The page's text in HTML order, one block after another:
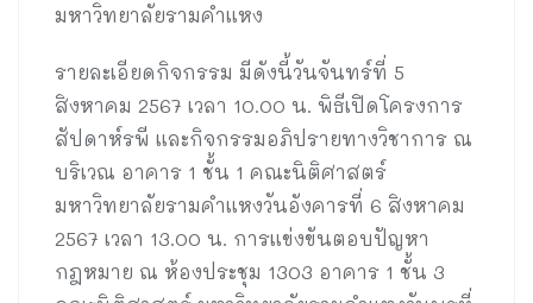
มหาวิทยาลัยรามคำแหง
รายละเอียดกิจกรรม มีดังนี้วันจันทร์ที่ 5
สิงหาคม 2567 เวลา 10.00 น. พิธีเปิดโครงการ
สัปดาห์รพี และกิจกรรมอภิปรายทางวิชาการ ณ
บริเวณ อาคาร 1 ชั้น 1 คณะนิติศาสตร์
มหาวิทยาลัยรามคำแหงวันอังคารที่ 6 สิงหาคม
2567 เวลา 13.00 น. การแข่งขันตอบปัญหา
กฎหมาย ณ ห้องประชุม 1303 อาคาร 1 ชั้น 3